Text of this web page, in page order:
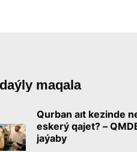
maqala
Qurban aıt kezinde
eskerý qajet? –
jaýaby